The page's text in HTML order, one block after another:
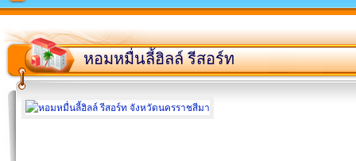
หอมหมื่นลี้ฮิลล์ รีสอร์ท